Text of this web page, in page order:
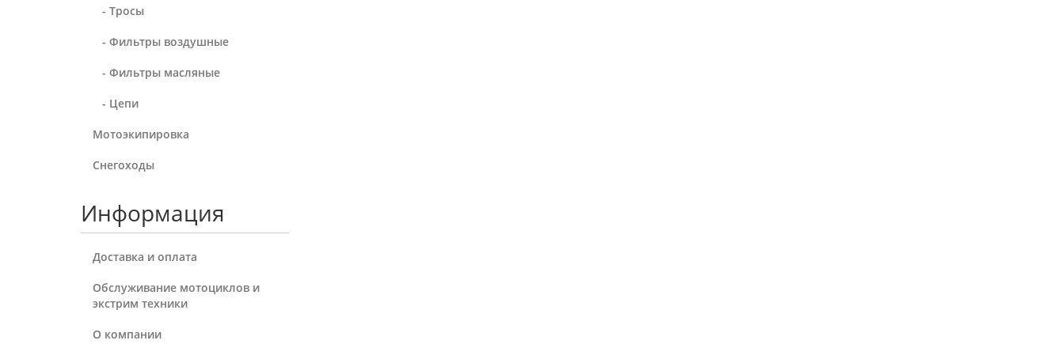
- Тросы
- Фильтры воздушные
- Фильтры масляные
- Цепи
Мотоэкипировка
Снегоходы
Информация
Доставка и оплата
Обслуживание мотоциклов и
экстрим техники
О компании